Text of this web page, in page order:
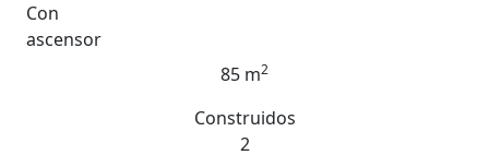
Con
ascensor
85 m2
Construidos
2